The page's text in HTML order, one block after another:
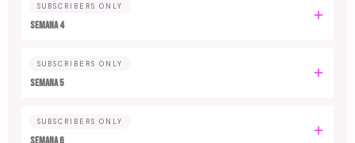
SUBSCRIBERS ONLY
Semana 4
SUBSCRIBERS ONLY
Semana 5
SUBSCRIBERS ONLY
Semana 6